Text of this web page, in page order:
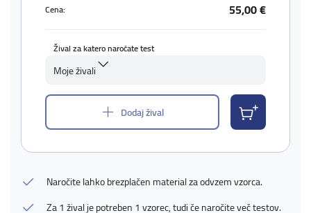
Cena: 55,00 €
Žival za katero naročate test
Moje živali
Dodaj žival
Naročite lahko brezplačen material za odvzem vzorca.
Za 1 žival je potreben 1 vzorec, tudi če naročite več testov.